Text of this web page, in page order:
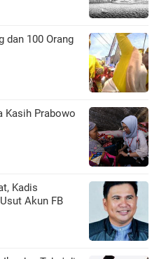
dan 100 Orang
Kasih Prabowo
Kadis
Akun FB